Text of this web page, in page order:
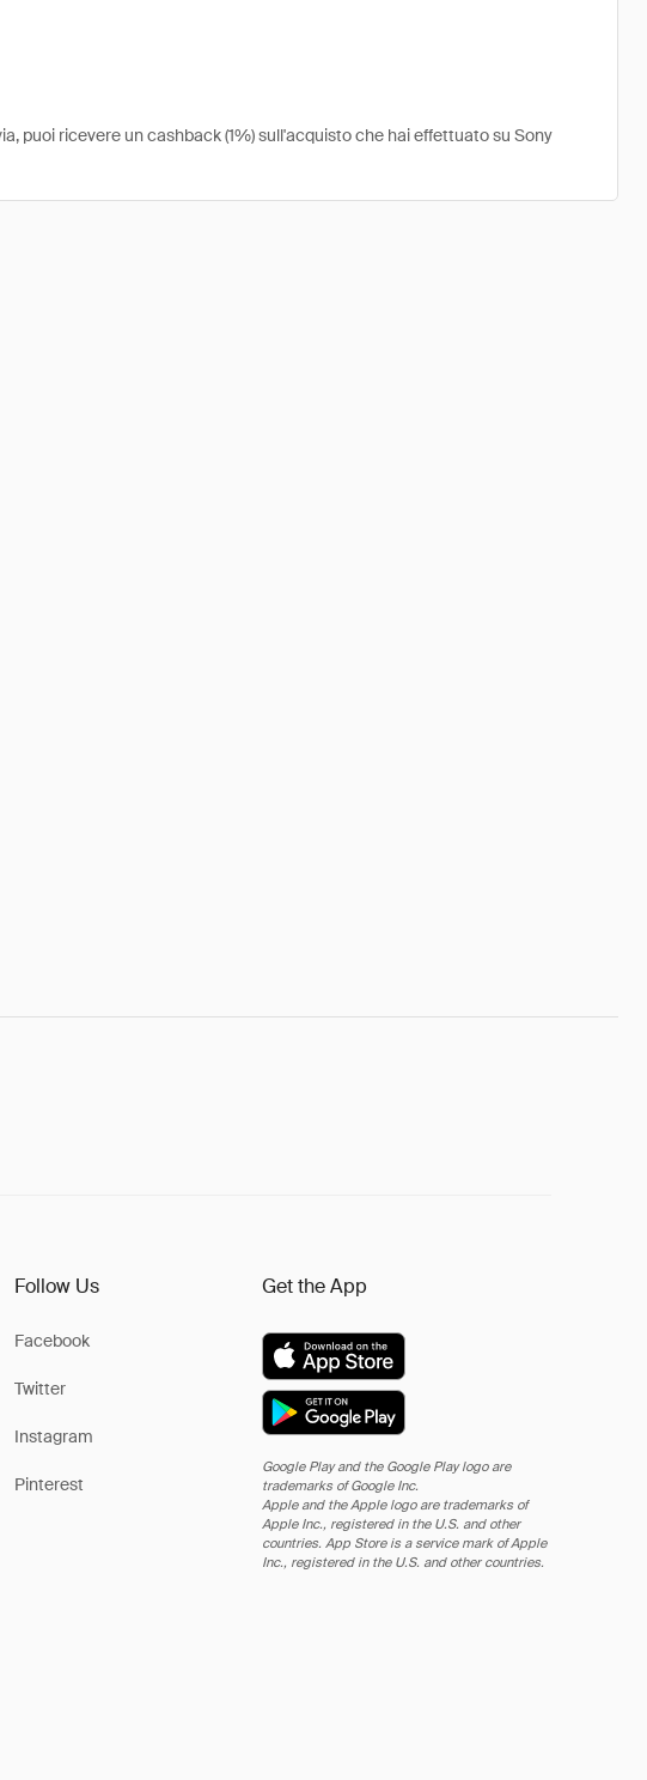
puoi ricevere un cashback (1%) sull'acquisto che hai effettuato su Sony
Follow Us
Facebook
Twitter
Instagram
Pinterest
Get the App
Google Play and the Google Play logo are
trademarks of Google Inc.
Apple and the Apple logo are trademarks of
Apple Inc., registered in the U.S. and other
countries. App Store is a service mark of Apple
Inc., registered in the U.S. and other countries.